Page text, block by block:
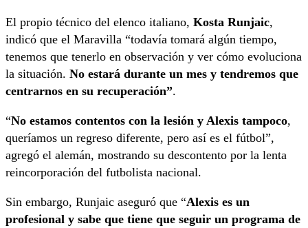
El propio técnico del elenco italiano, Kosta Runjaic,
indicó que el Maravilla “todavía tomará algún tiempo,
tenemos que tenerlo en observación y ver cómo evoluciona
la situación. No estará durante un mes y tendremos que
centrarnos en su recuperación”.
“No estamos contentos con la lesión y Alexis tampoco,
queríamos un regreso diferente, pero así es el fútbol”,
agregó el alemán, mostrando su descontento por la lenta
reincorporación del futbolista nacional.
Sin embargo, Runjaic aseguró que “Alexis es un
profesional y sabe que tiene que seguir un programa de